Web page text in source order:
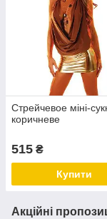
Стрейчевое міні-
коричневе
515 ₴
Купити
Акційні